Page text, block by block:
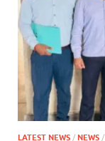
LATEST NEWS / NEWS /